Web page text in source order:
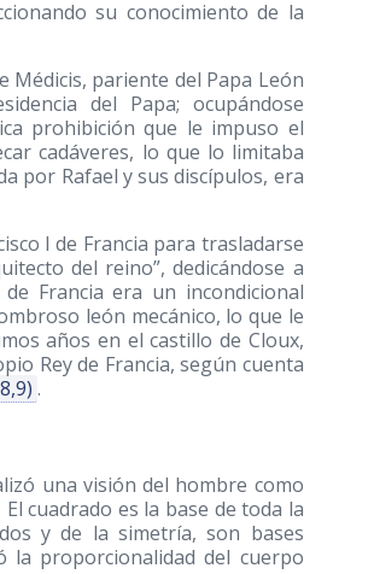
su conocimiento de la
Médicis, pariente del Papa León
del Papa; ocupándose
prohibición que le impuso el
cadáveres, lo que lo limitaba
por Rafael y sus discípulos, era
I de Francia para trasladarse
del reino”, dedicándose a
Francia era un incondicional
león mecánico, lo que le
años en el castillo de Cloux,
Rey de Francia, según cuenta
.
una visión del hombre como
cuadrado es la base de toda la
y de la simetría, son bases
la proporcionalidad del cuerpo